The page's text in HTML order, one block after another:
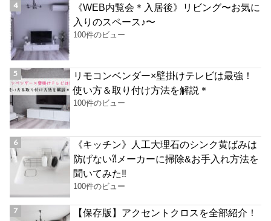
《WEB内覧会＊入居後》リビング〜お気に
入りのスペース♪〜
100件のビュー
リモコンベンダー×壁掛けテレビは最強！
使い方＆取り付け方法を解説＊
100件のビュー
《キッチン》人工大理石のシンク黄ばみは
防げない⁈メーカーに掃除&お手入れ方法を
聞いてみた‼︎
100件のビュー
【保存版】アクセントクロスを全部紹介！